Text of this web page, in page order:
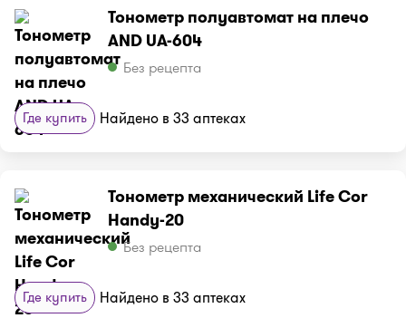
Тонометр полуавтомат на плечо
AND UA-604
Без рецепта
Где купить Найдено в 33 аптеках
Тонометр механический Life Cor
Handy-20
Без рецепта
Где купить Найдено в 33 аптеках